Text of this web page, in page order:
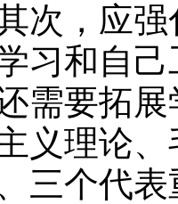
次，应
习和自
需要拓
义理论
三个代